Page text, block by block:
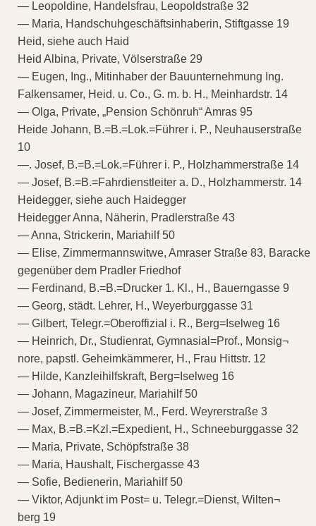
— Leopoldine, Handelsfrau, Leopoldstraße 32
— Maria, Handschuhgeschäftsinhaberin, Stiftgasse 19
Heid, siehe auch Haid
Heid Albina, Private, Völserstraße 29
— Eugen, Ing., Mitinhaber der Bauunternehmung Ing.
Falkensamer, Heid. u. Co., G. m. b. H., Meinhardstr. 14
— Olga, Private, „Pension Schönruh“ Amras 95
Heide Johann, B.=B.=Lok.=Führer i. P., Neuhauserstraße
10
—. Josef, B.=B.=Lok.=Führer i. P., Holzhammerstraße 14
— Josef, B.=B.=Fahrdienstleiter a. D., Holzhammerstr. 14
Heidegger, siehe auch Haidegger
Heidegger Anna, Näherin, Pradlerstraße 43
— Anna, Strickerin, Mariahilf 50
— Elise, Zimmermannswitwe, Amraser Straße 83, Baracke
gegenüber dem Pradler Friedhof
— Ferdinand, B.=B.=Drucker 1. Kl., H., Bauerngasse 9
— Georg, städt. Lehrer, H., Weyerburggasse 31
— Gilbert, Telegr.=Oberoffizial i. R., Berg=Iselweg 16
— Heinrich, Dr., Studienrat, Gymnasial=Prof., Monsig¬
nore, papstl. Geheimkämmerer, H., Frau Hittstr. 12
— Hilde, Kanzleihilfskraft, Berg=Iselweg 16
— Johann, Magazineur, Mariahilf 50
— Josef, Zimmermeister, M., Ferd. Weyrerstraße 3
— Max, B.=B.=Kzl.=Expedient, H., Schneeburggasse 32
— Maria, Private, Schöpfstraße 38
— Maria, Haushalt, Fischergasse 43
— Sofie, Bedienerin, Mariahilf 50
— Viktor, Adjunkt im Post= u. Telegr.=Dienst, Wilten¬
berg 19